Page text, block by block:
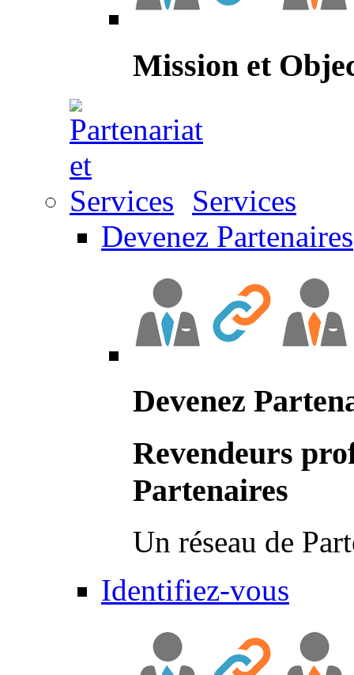
Mission et
Services
Devenez Partenaires
Devenez
Revendeurs
Partenaires
Un réseau de
Identifiez-vous